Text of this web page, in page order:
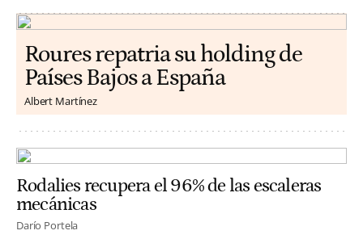
Roures repatria su holding de
Países Bajos a España
Albert Martínez
Rodalies recupera el 96% de las escaleras
mecánicas
Darío Portela